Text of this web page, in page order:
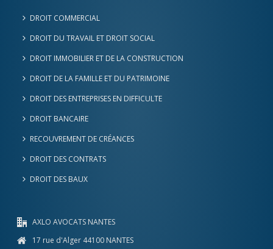
DROIT COMMERCIAL
DROIT DU TRAVAIL ET DROIT SOCIAL
DROIT IMMOBILIER ET DE LA CONSTRUCTION
DROIT DE LA FAMILLE ET DU PATRIMOINE
DROIT DES ENTREPRISES EN DIFFICULTE
DROIT BANCAIRE
RECOUVREMENT DE CRÉANCES
DROIT DES CONTRATS
DROIT DES BAUX
AXLO AVOCATS NANTES
17 rue d'Alger 44100 NANTES